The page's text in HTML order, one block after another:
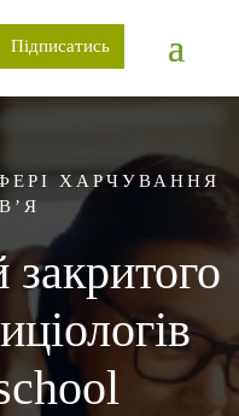
Підписатись
ХАРЧУВАННЯ
закритого